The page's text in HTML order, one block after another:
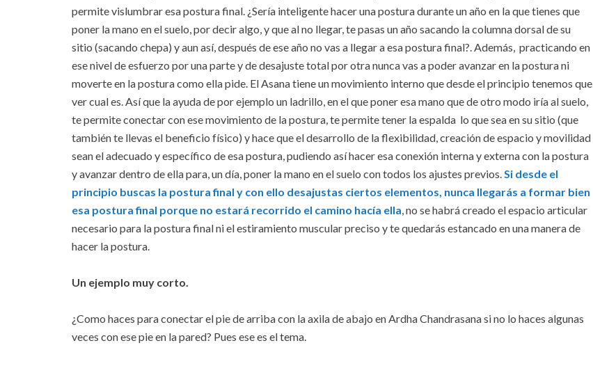
permite vislumbrar esa postura final. ¿Sería inteligente hacer una postura durante un año en la que tienes que
poner la mano en el suelo, por decir algo, y que al no llegar, te pasas un año sacando la columna dorsal de su
sitio (sacando chepa) y aun así, después de ese año no vas a llegar a esa postura final?. Además, practicando en
ese nivel de esfuerzo por una parte y de desajuste total por otra nunca vas a poder avanzar en la postura ni
moverte en la postura como ella pide. El Asana tiene un movimiento interno que desde el principio tenemos que
ver cual es. Así que la ayuda de por ejemplo un ladrillo, en el que poner esa mano que de otro modo iría al suelo,
te permite conectar con ese movimiento de la postura, te permite tener la espalda lo que sea en su sitio (que
también te llevas el beneficio físico) y hace que el desarrollo de la flexibilidad, creación de espacio y movilidad
sean el adecuado y específico de esa postura, pudiendo así hacer esa conexión interna y externa con la postura
y avanzar dentro de ella para, un día, poner la mano en el suelo con todos los ajustes previos.Si desde el
principio buscas la postura final y con ello desajustas ciertos elementos, nunca llegarás a formar bien
esa postura final porque no estará recorrido el camino hacía ella, no se habrá creado el espacio articular
necesario para la postura final ni el estiramiento muscular preciso y te quedarás estancado en una manera de
hacer la postura.
Un ejemplo muy corto.
¿Como haces para conectar el pie de arriba con la axila de abajo en Ardha Chandrasana si no lo haces algunas
veces con ese pie en la pared? Pues ese es el tema.